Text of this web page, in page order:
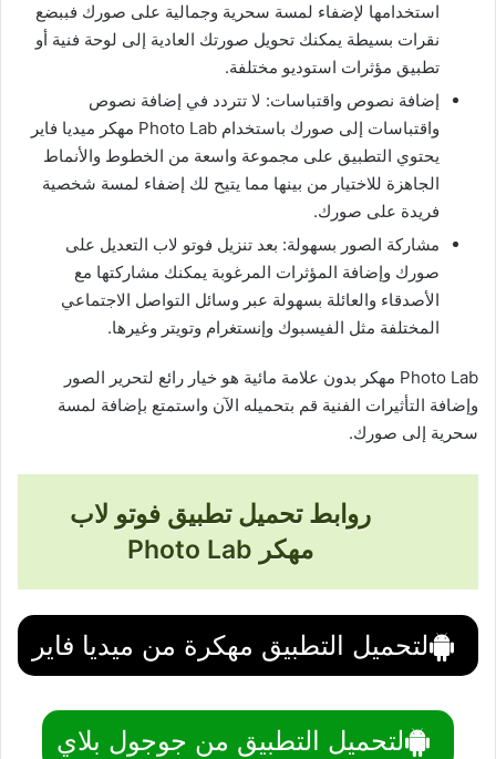
استخدامها لإضفاء لمسة سحرية وجمالية على صورك فببضع
نقرات بسيطة يمكنك تحويل صورتك العادية إلى لوحة فنية أو
تطبيق مؤثرات استوديو مختلفة.
إضافة نصوص واقتباسات: لا تتردد في إضافة نصوص
واقتباسات إلى صورك باستخدام Photo Lab مهكر ميديا فاير
يحتوي التطبيق على مجموعة واسعة من الخطوط والأنماط
الجاهزة للاختيار من بينها مما يتيح لك إضفاء لمسة شخصية
فريدة على صورك.
مشاركة الصور بسهولة: بعد تنزيل فوتو لاب التعديل على
صورك وإضافة المؤثرات المرغوبة يمكنك مشاركتها مع
الأصدقاء والعائلة بسهولة عبر وسائل التواصل الاجتماعي
المختلفة مثل الفيسبوك وإنستغرام وتويتر وغيرها.
Photo Lab مهكر بدون علامة مائية هو خيار رائع لتحرير الصور
وإضافة التأثيرات الفنية قم بتحميله الآن واستمتع بإضافة لمسة
سحرية إلى صورك.
روابط تحميل تطبيق فوتو لاب
مهكر Photo Lab
لتحميل التطبيق مهكرة من ميديا فاير
لتحميل التطبيق من جوجول بلاي